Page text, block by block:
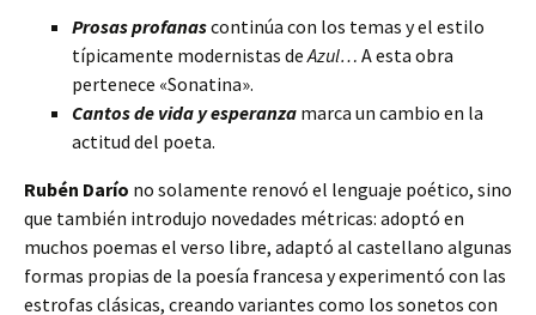
Prosas profanascontinúa con los temas y el estilo
típicamente modernistas deAzul… A esta obra
pertenece «Sonatina».
Cantos de vida y esperanza marca un cambio en la
actitud del poeta.
Rubén Darío no solamente renovó el lenguaje poético, sino
que también introdujo novedades métricas: adoptó en
muchos poemas el verso libre, adaptó al castellano algunas
formas propias de la poesía francesa y experimentó con las
estrofas clásicas, creando variantes como los sonetos con